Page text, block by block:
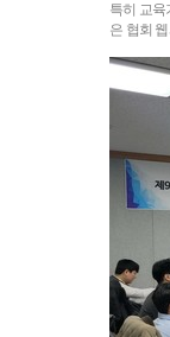
특히 교육
은 협회